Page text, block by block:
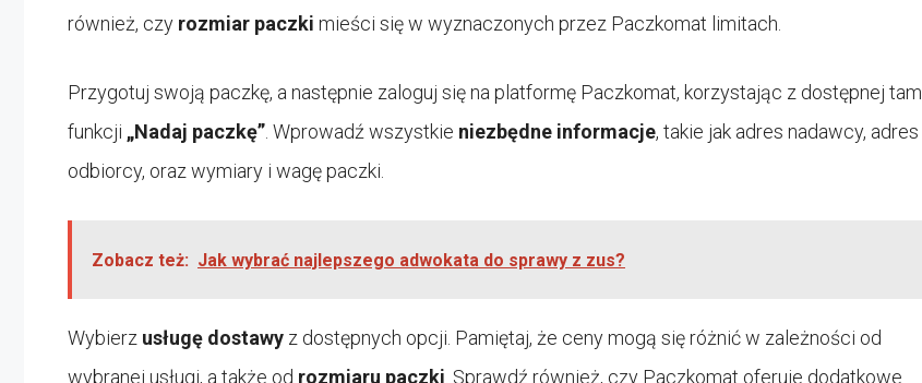
również, czy rozmiar paczki mieści się w wyznaczonych przez Paczkomat limitach.
Przygotuj swoją paczkę, a następnie zaloguj się na platformę Paczkomat, korzystając z dostępnej tam
funkcji „Nadaj paczkę” . Wprowadź wszystkie niezbędne informacje, takie jak adres nadawcy, adres
odbiorcy, oraz wymiary i wagę paczki.
Zobacz też: Jak wybrać najlepszego adwokata do sprawy z zus?
Wybierz usługę dostawy z dostępnych opcji. Pamiętaj, że ceny mogą się różnić w zależności od
wybranej usługi, a także od rozmiaru paczki . Sprawdź również, czy Paczkomat oferuje dodatkowe